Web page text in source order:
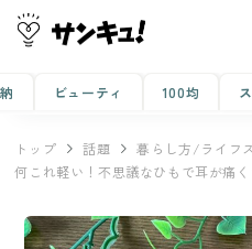
ビューティ 100均
トップ 話題
暮らし方/ライフ
何これ軽い！不思議なひもで耳が痛